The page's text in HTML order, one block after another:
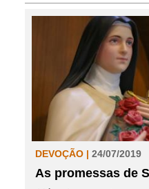
DEVOÇÃO | 24/07/2019
As promessas de